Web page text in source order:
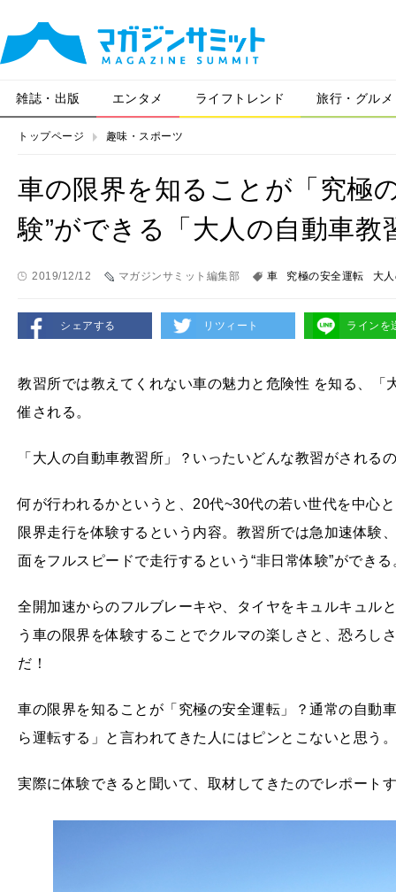
雑誌・出版 エンタメ ライフトレンド 旅行・グルメ
トップページ 趣味・スポーツ
車の限界を知ることが「究極
験”ができる「大人の自動車教
2019/12/12 マガジンサミット編集部 車 究極の安全運転 大
シェアする リツィート ラインを
教習所では教えてくれない車の魅力と危険性 を知る、
催される。
「大人の自動車教習所」？いったいどんな教習がされる
何が行われるかというと、20代~30代の若い世代を中心
限界走行を体験するという内容。教習所では急加速体験
面をフルスピードで走行するという“非日常体験”ができる
全開加速からのフルブレーキや、タイヤをキュルキュル
う車の限界を体験することでクルマの楽しさと、恐ろし
だ！
車の限界を知ることが「究極の安全運転」？通常の自動
ら運転する」と言われてきた人にはピンとこないと思う。
実際に体験できると聞いて、取材してきたのでレポート